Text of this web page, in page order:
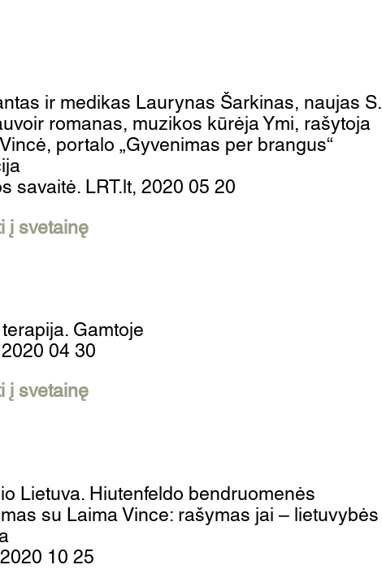
ir medikas Laurynas Šarkinas, naujas S.
romanas, muzikos kūrėja Ymi, rašytoja
portalo „Gyvenimas per brangus“
savaitė. LRT.lt, 2020 05 20
į svetainę
Gamtoje
04 30
į svetainę
Lietuva. Hiutenfeldo bendruomenės
su Laima Vince: rašymas jai – lietuvybės
10 25